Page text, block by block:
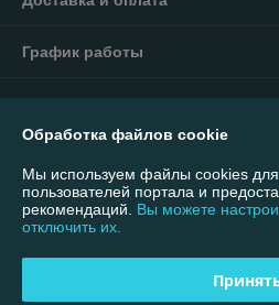
График работы
Сайт создан на платформе
Юридическое лицо:ООО "Интернет-
Обработка файлов cookie
Мы используем файлы cookies для
пользователей портала и
рекомендаций. Вы можете
отключить их.